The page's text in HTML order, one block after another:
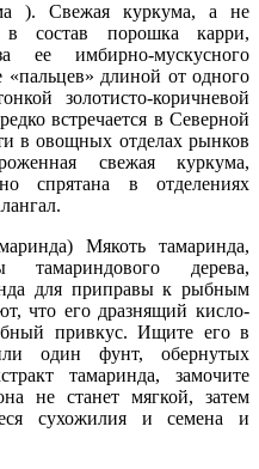
). Свежая куркума, а не
в состав порошка карри,
ее имбирно-мускусного
длиной от одного
золотисто-коричневой
встречается в Северной
в овощных отделах рынков
свежая куркума,
спрятана в отделениях
Мякоть тамаринда,
дерева,
для приправы к рыбным
что его дразнящий кисло-
привкус. Ищите его в
один фунт, обернутых
тамаринда, замочите
не станет мягкой, затем
сухожилия и семена и